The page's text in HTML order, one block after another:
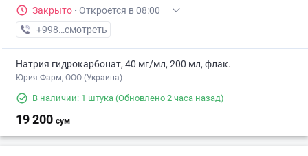
Закрыто · Откроется в 08:00
+998 (77) XXX-XX-XX
смотреть
Натрия гидрокарбонат, 40 мг/мл, 200 мл, флак.
Юрия-Фарм, ООО (Украина)
В наличии: 1 штука (Обновлено 2 часа назад)
19 200 сум